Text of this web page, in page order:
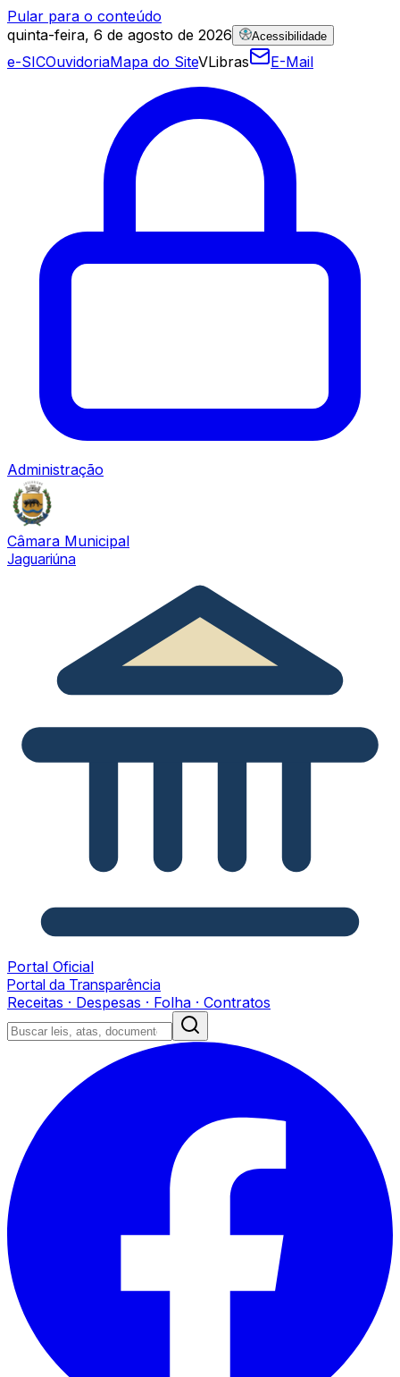
Pular para o conteúdo
quinta-feira, 6 de agosto de 2026
Acessibilidade
e-SICOuvidoriaMapa do SiteVLibras E-Mail
Administração
Câmara Municipal
Jaguariúna
Portal Oficial
Portal da Transparência
Receitas · Despesas · Folha · Contratos